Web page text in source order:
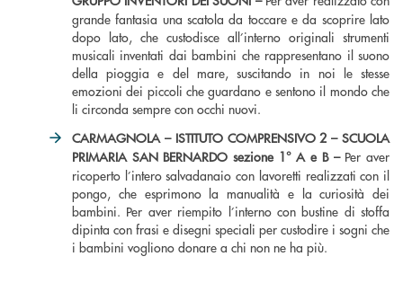
grande fantasia una scatola da toccare e da scoprire lato
dopo lato, che custodisce all’interno originali strumenti
musicali inventati dai bambini che rappresentano il suono
della pioggia e del mare, suscitando in noi le stesse
emozioni dei piccoli che guardano e sentono il mondo che
li circonda sempre con occhi nuovi.
CARMAGNOLA – ISTITUTO COMPRENSIVO 2 – SCUOLA
PRIMARIA SAN BERNARDO sezione 1° A e B – Per aver
ricoperto l’intero salvadanaio con lavoretti realizzati con il
pongo, che esprimono la manualità e la curiosità dei
bambini. Per aver riempito l’interno con bustine di stoffa
dipinta con frasi e disegni speciali per custodire i sogni che
i bambini vogliono donare a chi non ne ha più.